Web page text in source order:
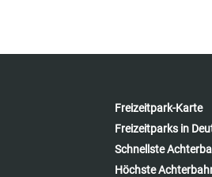
Freizeitpark-Karte
Freizeitparks in
Schnellste
Höchste